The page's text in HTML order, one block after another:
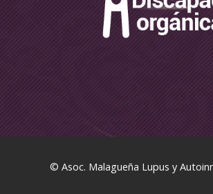
© Asoc. Malagueña Lupus y